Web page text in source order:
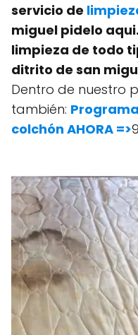
servicio de
miguel pidelo
limpieza de todo
ditrito de san
Dentro de nuestro
también:
colchón AHORA =>